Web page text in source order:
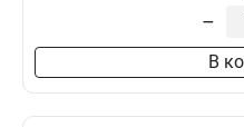
–
В